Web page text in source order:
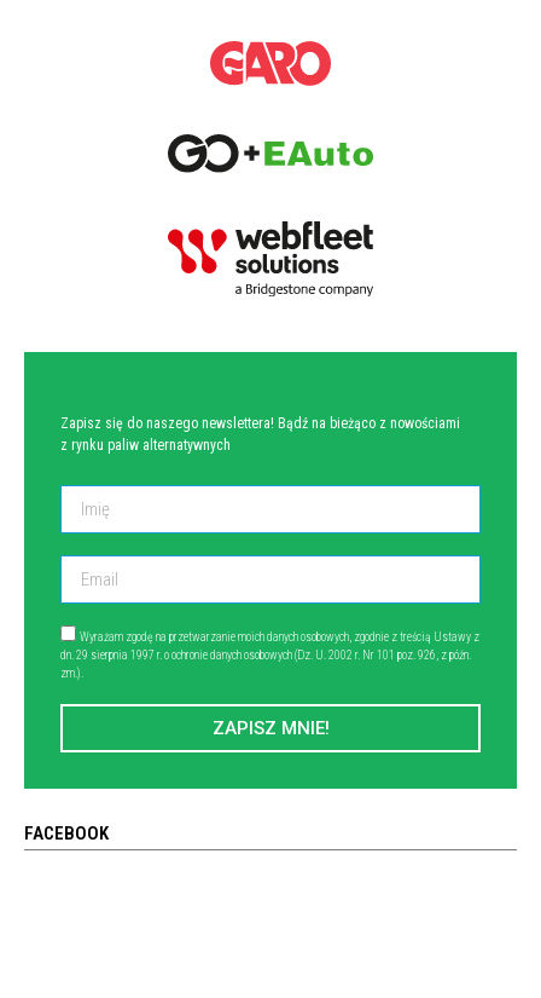
Zapisz się do naszego newslettera! Bądź na bieżąco z nowościami
z rynku paliw alternatywnych
Wyrażam zgodę na przetwarzanie moich danych osobowych, zgodnie z treścią Ustawy z
dn. 29 sierpnia 1997 r. o ochronie danych osobowych (Dz. U. 2002 r. Nr 101 poz. 926, z późn.
zm.).
ZAPISZ MNIE!
FACEBOOK